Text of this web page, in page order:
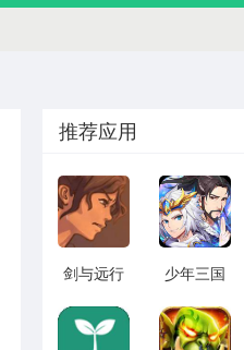
推荐应用
剑与远行
版 vv1.14
少年三国
宝版最新
版 vv5.3.9